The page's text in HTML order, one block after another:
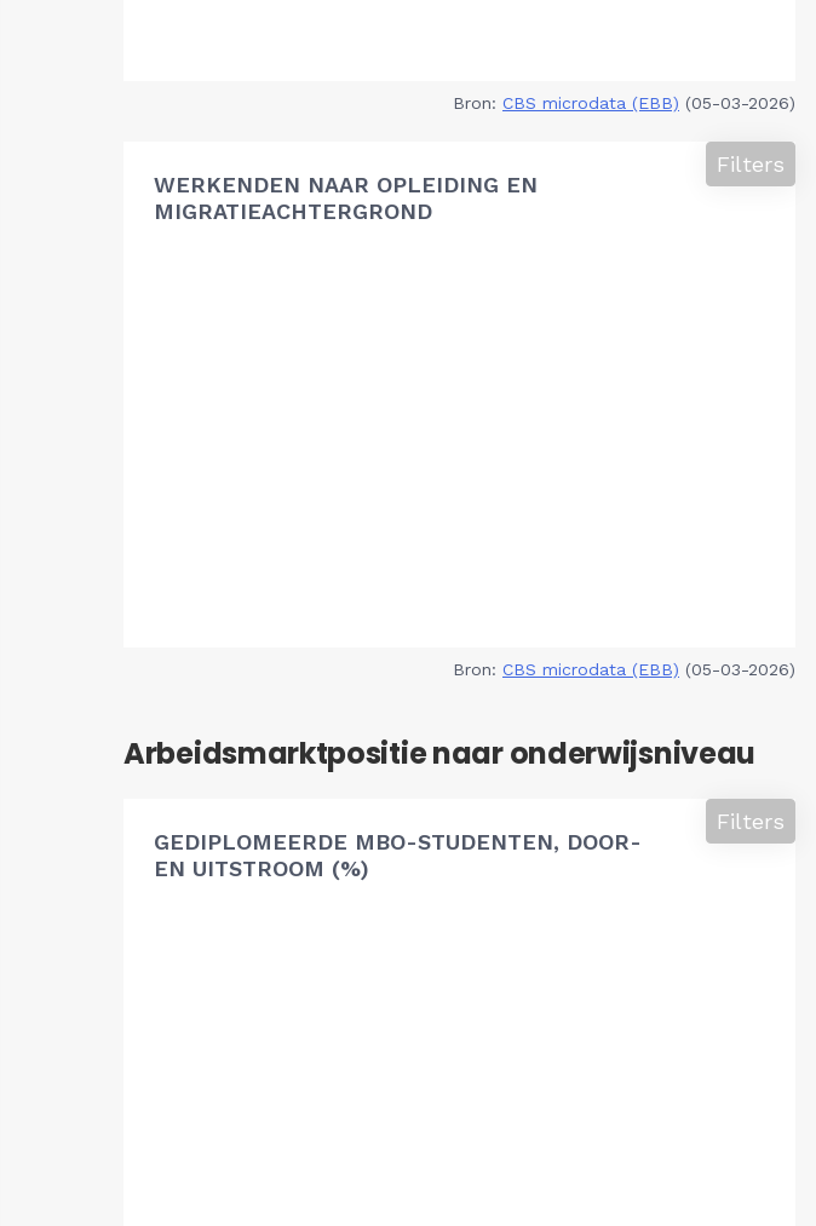
Bron: CBS microdata (EBB) (05-03-2026)
WERKENDEN NAAR OPLEIDING EN
MIGRATIEACHTERGROND
Filters
Bron: CBS microdata (EBB) (05-03-2026)
Arbeidsmarktpositie naar onderwijsniveau
GEDIPLOMEERDE MBO-STUDENTEN, DOOR-
EN UITSTROOM (%)
Filters